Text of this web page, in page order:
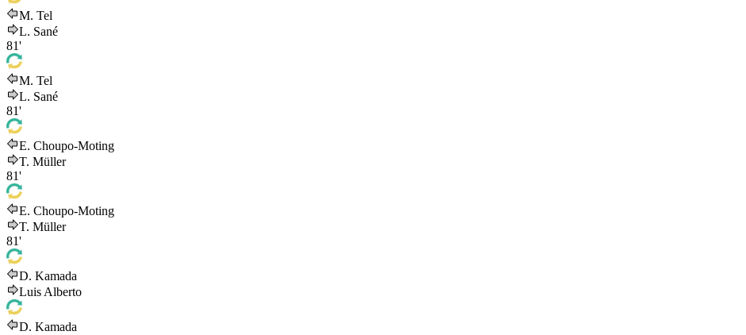
M. Tel
L. Sané
81'
M. Tel
L. Sané
81'
E. Choupo-Moting
T. Müller
81'
E. Choupo-Moting
T. Müller
81'
D. Kamada
Luis Alberto
D. Kamada